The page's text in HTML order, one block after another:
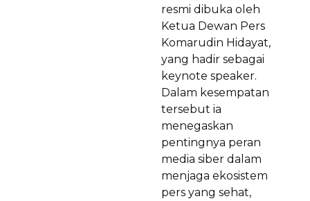
resmi dibuka oleh
Ketua Dewan Pers
Komarudin Hidayat,
yang hadir sebagai
keynote speaker.
Dalam kesempatan
tersebut ia
menegaskan
pentingnya peran
media siber dalam
menjaga ekosistem
pers yang sehat,